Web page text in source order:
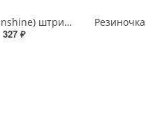
HORICO (sunshine) штрипсы металлические полировальные
327 ₽